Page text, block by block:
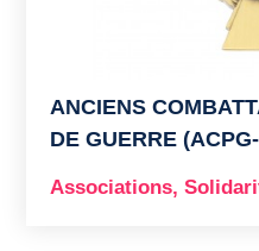
ANCIENS
DE GUERRE
Associations,